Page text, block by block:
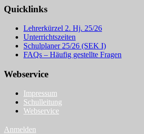
Quicklinks
Lehrerkürzel 2. Hj. 25/26
Unterrichtszeiten
Schulplaner 25/26 (SEK I)
FAQs – Häufig gestellte Fragen
Webservice
Impressum
Schulleitung
Webservice
Anmelden